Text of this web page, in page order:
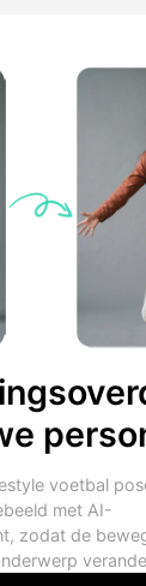
voetbal
met AI-
zodat de